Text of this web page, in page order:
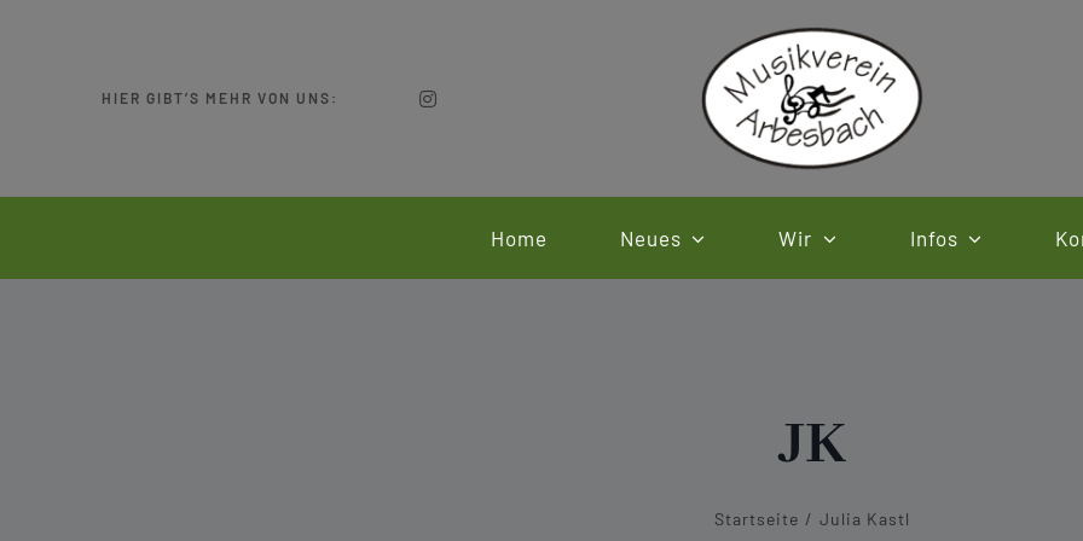
HIER GIBT’S MEHR VON UNS:
Home Neues Wir Infos
JK
Startseite Julia Kastl